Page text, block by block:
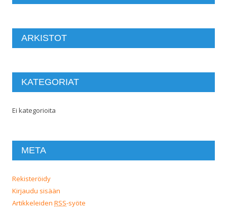
ARKISTOT
KATEGORIAT
Ei kategorioita
META
Rekisteröidy
Kirjaudu sisään
Artikkeleiden RSS-syöte